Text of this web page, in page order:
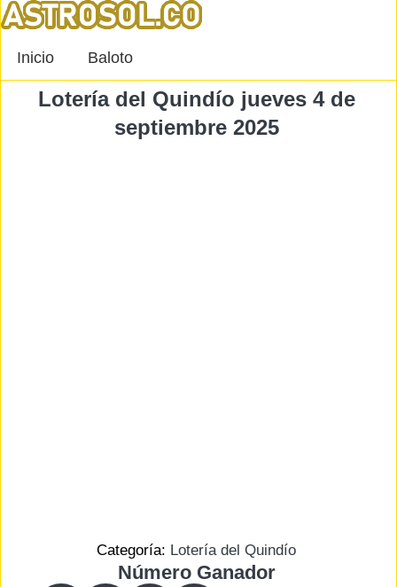
Inicio Baloto
Lotería del Quindío jueves 4 de
septiembre 2025
Categoría: Lotería del Quindío
Número Ganador